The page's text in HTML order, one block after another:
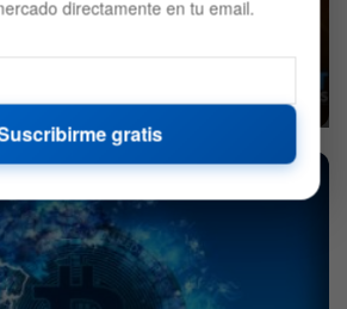
576
directamente en tu email.
gratis